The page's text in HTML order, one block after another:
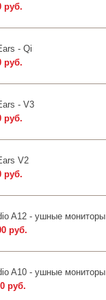
руб.
- Qi
руб.
- V3
руб.
V2
руб.
A12 - ушные
руб.
A10 - ушные
руб.